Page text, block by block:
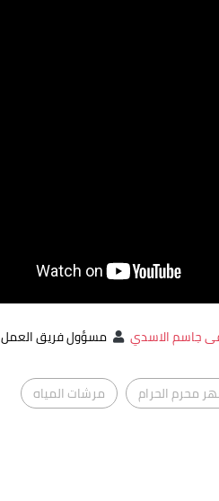
جاسم الاسدي مسؤول فريق العمل
محرم الحرام
مرشات المياه